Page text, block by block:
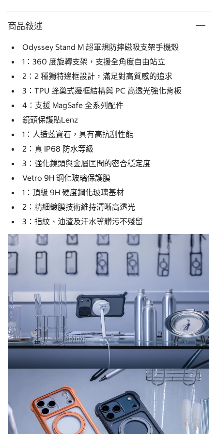
商品敍述
Odyssey Stand M 超軍規防摔磁吸支架手機殼
1：360 度旋轉支架，支援全角度自由站立
2：2 種獨特邊框設計，滿足對高質感的追求
3：TPU 蜂巢式邊框結構與 PC 高透光強化背板
4：支援 MagSafe 全系列配件
鏡頭保護貼Lenz
1：人造藍寶石，具有高抗刮性能
2：真 IP68 防水等級
3：強化鏡頭與金屬匡間的密合穩定度
Vetro 9H 鋼化玻璃保護膜
1：頂級 9H 硬度鋼化玻璃基材
2：精細鍍膜技術維持清晰高透光
3：指紋、油渣及汗水等髒污不殘留